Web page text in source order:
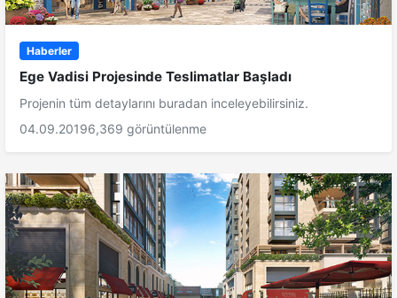
Haberler
Ege Vadisi Projesinde Teslimatlar Başladı
Projenin tüm detaylarını buradan inceleyebilirsiniz.
04.09.20196,369 görüntülenme